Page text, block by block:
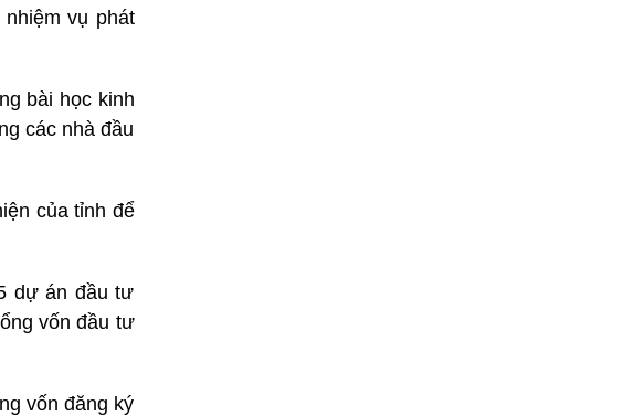
vụ phát
bài học kinh
các nhà đầu
của tỉnh để
dự án đầu tư
vốn đầu tư
vốn đăng ký